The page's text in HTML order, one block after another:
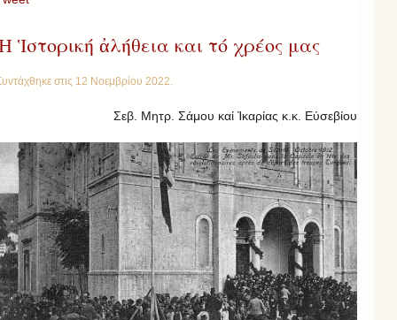
Ἱστορική ἀλήθεια και τό χρέος μας
στις 12 Νοεμβρίου 2022
Σεβ. Μητρ. Σάμου καί Ἰκαρίας κ.κ. Εὐσεβίου